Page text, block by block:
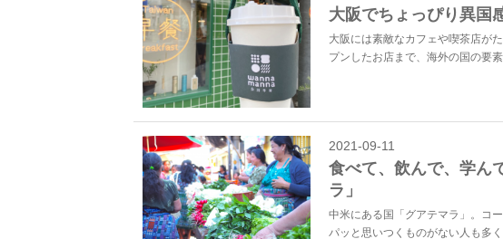
大阪でちょっぴり異国
大阪には素敵なカフェや喫茶店が
プンしたお店まで、海外の国の要
2021-09-11
食べて、飲んで、学ん
ラ」
中米にある国「グアテマラ」。コ
パッと思いつくものがない人も多